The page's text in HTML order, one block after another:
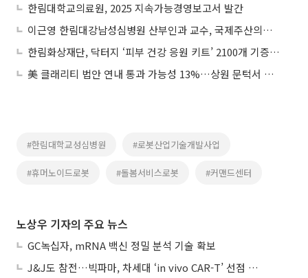
한림대학교의료원, 2025 지속가능경영보고서 발간
이근영 한림대강남성심병원 산부인과 교수, 국제주산의학회 이사 임명
한림화상재단, 닥터지 ‘피부 건강 응원 키트’ 2100개 기증받아
美 클래리티 법안 연내 통과 가능성 13%…상원 문턱서 제동
#한림대학교성심병원 #로봇산업기술개발사업
#휴머노이드로봇 #돌봄서비스로봇 #커맨드센터
노상우 기자의 주요 뉴스
GC녹십자, mRNA 백신 정밀 분석 기술 확보
J&J도 참전…빅파마, 차세대 ‘in vivo CAR-T’ 선점 경쟁 본격화